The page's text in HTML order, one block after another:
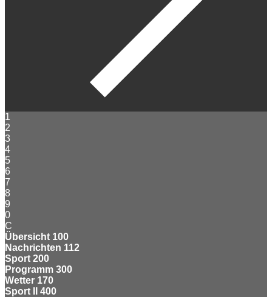
1
2
3
4
5
6
7
8
9
0
C
Übersicht 100
Nachrichten 112
Sport 200
Programm 300
Wetter 170
Sport II
400